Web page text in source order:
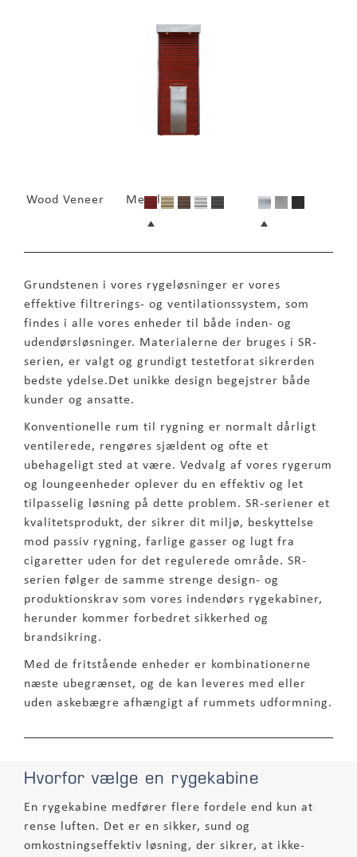
Wood Veneer Metal
Grundstenen i vores rygeløsninger er vores
effektive filtrerings- og ventilationssystem, som
findes i alle vores enheder til både inden- og
udendørsløsninger. Materialerne der bruges i SR-
serien, er valgt og grundigt testetforat sikrerden
bedste ydelse.Det unikke design begejstrer både
kunder og ansatte.
Konventionelle rum til rygning er normalt dårligt
ventilerede, rengøres sjældent og ofte et
ubehageligt sted at være. Vedvalg af vores rygerum
og loungeenheder oplever du en effektiv og let
tilpasselig løsning på dette problem. SR-seriener et
kvalitetsprodukt, der sikrer dit miljø, beskyttelse
mod passiv rygning, farlige gasser og lugt fra
cigaretter uden for det regulerede område. SR-
serien følger de samme strenge design- og
produktionskrav som vores indendørs rygekabiner,
herunder kommer forbedret sikkerhed og
brandsikring.
Med de fritstående enheder er kombinationerne
næste ubegrænset, og de kan leveres med eller
uden askebægre afhængigt af rummets udformning.
Hvorfor vælge en rygekabine
En rygekabine medfører flere fordele end kun at
rense luften. Det er en sikker, sund og
omkostningseffektiv løsning, der sikrer, at ikke-